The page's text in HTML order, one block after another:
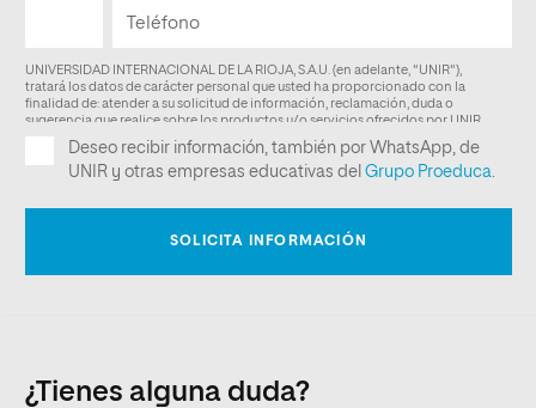
¿Tienes alguna duda?